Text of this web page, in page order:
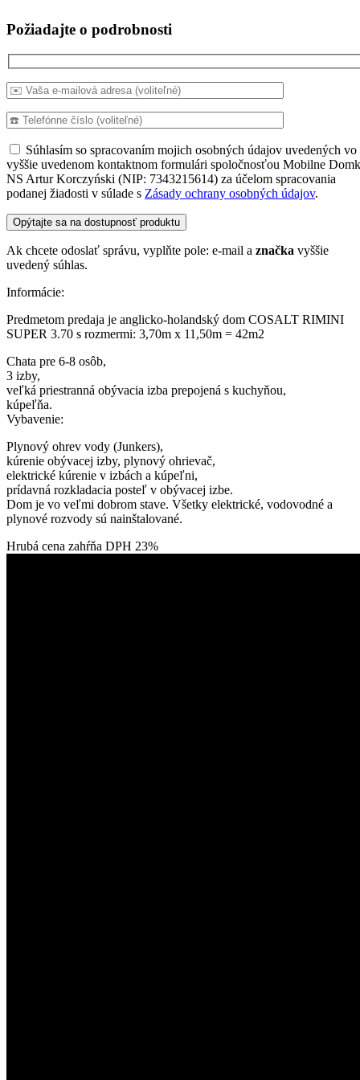
Požiadajte o podrobnosti
Súhlasím so spracovaním mojich osobných údajov uvedených vo
vyššie uvedenom kontaktnom formulári spoločnosťou Mobilne
NS Artur Korczyński (NIP: 7343215614) za účelom spracovania
podanej žiadosti v súlade s Zásady ochrany osobných údajov.
Ak chcete odoslať správu, vyplňte pole: e-mail a značka vyššie
uvedený súhlas.
Informácie:
Predmetom predaja je anglicko-holandský dom COSALT RIMINI
SUPER 3.70 s rozmermi: 3,70m x 11,50m = 42m2
Chata pre 6-8 osôb,
3 izby,
veľká priestranná obývacia izba prepojená s kuchyňou,
kúpeľňa.
Vybavenie:
Plynový ohrev vody (Junkers),
kúrenie obývacej izby, plynový ohrievač,
elektrické kúrenie v izbách a kúpeľni,
prídavná rozkladacia posteľ v obývacej izbe.
Dom je vo veľmi dobrom stave. Všetky elektrické, vodovodné a
plynové rozvody sú nainštalované.
Hrubá cena zahŕňa DPH 23%